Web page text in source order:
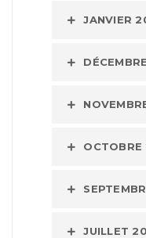
JANVIER
JUILLET